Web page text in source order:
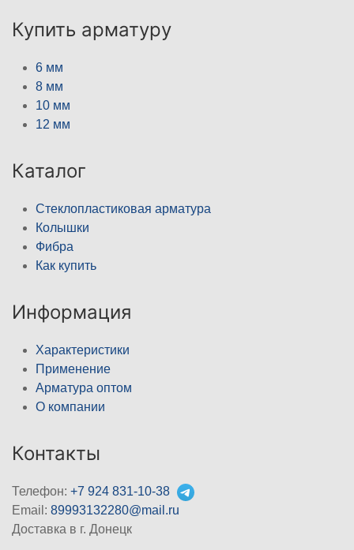
Купить арматуру
6 мм
8 мм
10 мм
12 мм
Каталог
Стеклопластиковая арматура
Колышки
Фибра
Как купить
Информация
Характеристики
Применение
Арматура оптом
О компании
Контакты
Телефон: +7 924 831-10-38
Email: 89993132280@mail.ru
Доставка в г. Донецк